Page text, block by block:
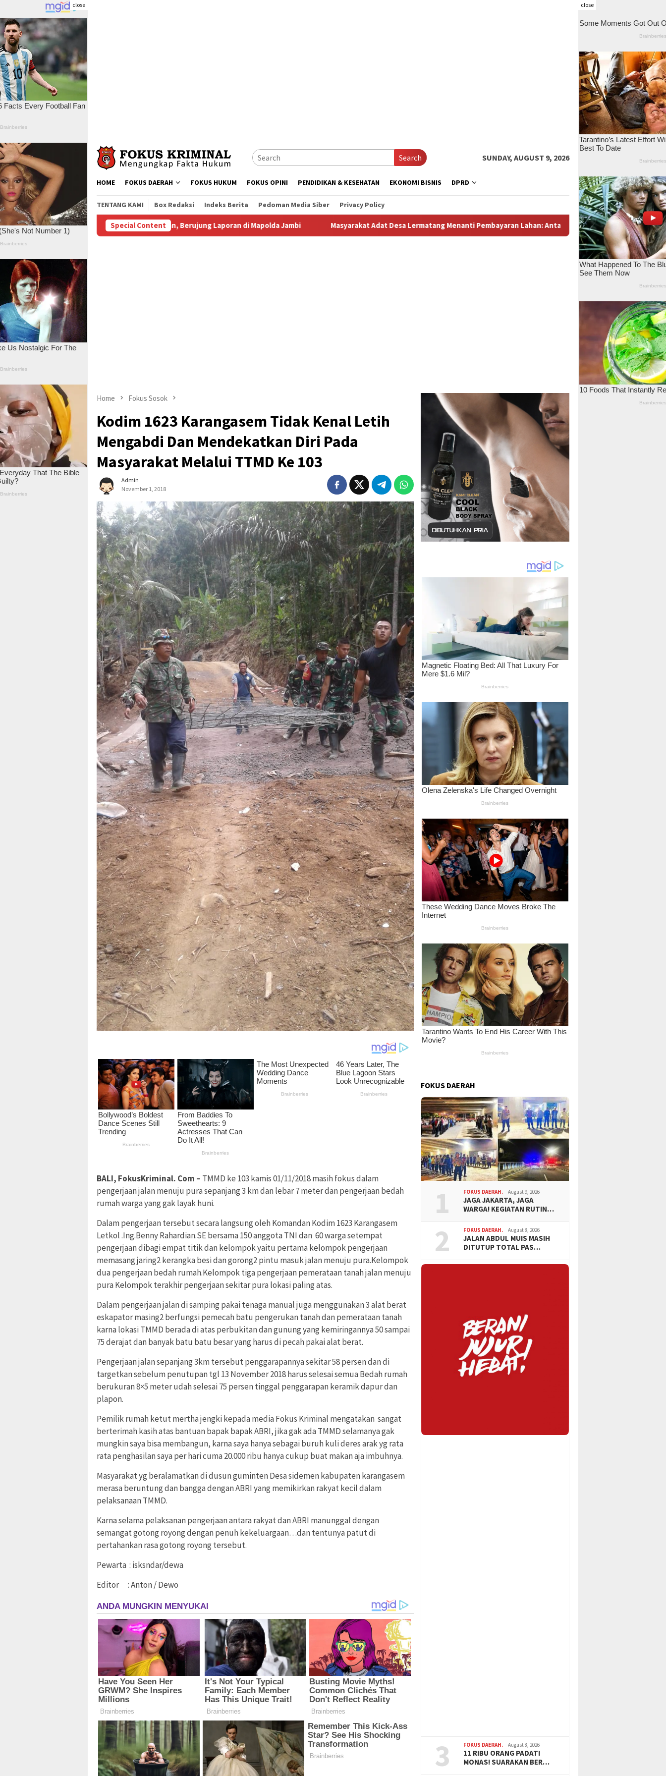
close close
Search SUNDAY, AUGUST 9, 2026
HOME FOKUS DAERAH FOKUS HUKUM FOKUS OPINI PENDIDIKAN & KESEHATAN EKONOMI BISNIS DPRD
TENTANG KAMI Box Redaksi Indeks Berita Pedoman Media Siber Privacy Policy
Special Content
Wartawan, Berujung Laporan di Mapolda Jambi Masyarakat Adat Desa Lermatang Menanti Pembayaran Lahan: Antara Dugaan Konspirasi dan Bayang-Bayang “Makelar Berkelas” di
Home Fokus Sosok
Kodim 1623 Karangasem Tidak Kenal Letih
Mengabdi Dan Mendekatkan Diri Pada
Masyarakat Melalui TTMD Ke 103
Admin
November 1, 2018
BALI, FokusKriminal. Com – TMMD ke 103 kamis 01/11/2018 masih fokus dalam
pengerjaan jalan menuju pura sepanjang 3 km dan lebar 7 meter dan pengerjaan bedah
rumah warga yang gak layak huni.
Dalam pengerjaan tersebut secara langsung oleh Komandan Kodim 1623 Karangasem
Letkol .Ing.Benny Rahardian.SE bersama 150 anggota TNI dan 60 warga setempat
pengerjaan dibagi empat titik dan kelompok yaitu pertama kelompok pengerjaan
memasang jaring2 kerangka besi dan gorong2 pintu masuk jalan menuju pura.Kelompok
dua pengerjaan bedah rumah.Kelompok tiga pengerjaan pemerataan tanah jalan menuju
pura Kelompok terakhir pengerjaan sekitar pura lokasi paling atas.
Dalam pengerjaan jalan di samping pakai tenaga manual juga menggunakan 3 alat berat
eskapator masing2 berfungsi pemecah batu pengerukan tanah dan pemerataan tanah
karna lokasi TMMD berada di atas perbukitan dan gunung yang kemiringannya 50 sampai
75 derajat dan banyak batu batu besar yang harus di pecah pakai alat berat.
Pengerjaan jalan sepanjang 3km tersebut penggarapannya sekitar 58 persen dan di
targetkan sebelum penutupan tgl 13 November 2018 harus selesai semua Bedah rumah
berukuran 8×5 meter udah selesai 75 persen tinggal penggarapan keramik dapur dan
plapon.
Pemilik rumah ketut mertha jengki kepada media Fokus Kriminal mengatakan sangat
berterimah kasih atas bantuan bapak bapak ABRI, jika gak ada TMMD selamanya gak
mungkin saya bisa membangun, karna saya hanya sebagai buruh kuli deres arak yg rata
rata penghasilan saya per hari cuma 20.000 ribu hanya cukup buat makan aja imbuhnya.
Masyarakat yg beralamatkan di dusun guminten Desa sidemen kabupaten karangasem
merasa beruntung dan bangga dengan ABRI yang memikirkan rakyat kecil dalam
pelaksanaan TMMD.
Karna selama pelaksanan pengerjaan antara rakyat dan ABRI manunggal dengan
semangat gotong royong dengan penuh kekeluargaan…dan tentunya patut di
pertahankan rasa gotong royong tersebut.
Pewarta : isksndar/dewa
Editor : Anton / Dewo
FOKUS DAERAH
1 FOKUS DAERAH. August 9, 2026
JAGA JAKARTA, JAGA
WARGA! KEGIATAN RUTIN…
2 FOKUS DAERAH. August 8, 2026
JALAN ABDUL MUIS MASIH
DITUTUP TOTAL PAS…
3 FOKUS DAERAH. August 8, 2026
11 RIBU ORANG PADATI
MONAS! SUARAKAN BER…